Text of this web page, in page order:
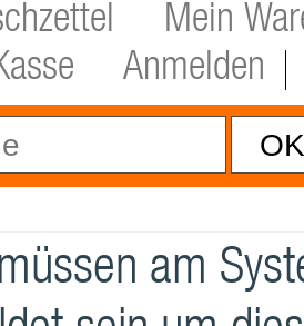
Mein
Anmelden
am